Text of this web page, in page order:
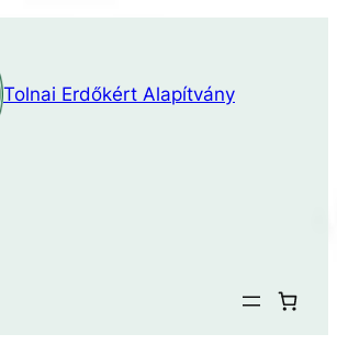
Tolnai Erdőkért Alapítvány